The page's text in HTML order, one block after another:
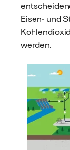
Eisen- und
werden.